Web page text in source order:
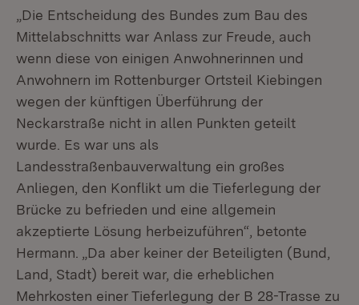
„Die Entscheidung des Bundes zum Bau des
Mittelabschnitts war Anlass zur Freude, auch
wenn diese von einigen Anwohnerinnen und
Anwohnern im Rottenburger Ortsteil Kiebingen
wegen der künftigen Überführung der
Neckarstraße nicht in allen Punkten geteilt
wurde. Es war uns als
Landesstraßenbauverwaltung ein großes
Anliegen, den Konflikt um die Tieferlegung der
Brücke zu befrieden und eine allgemein
akzeptierte Lösung herbeizuführen“, betonte
Hermann. „Da aber keiner der Beteiligten (Bund,
Land, Stadt) bereit war, die erheblichen
Mehrkosten einer Tieferlegung der B 28-Trasse zu